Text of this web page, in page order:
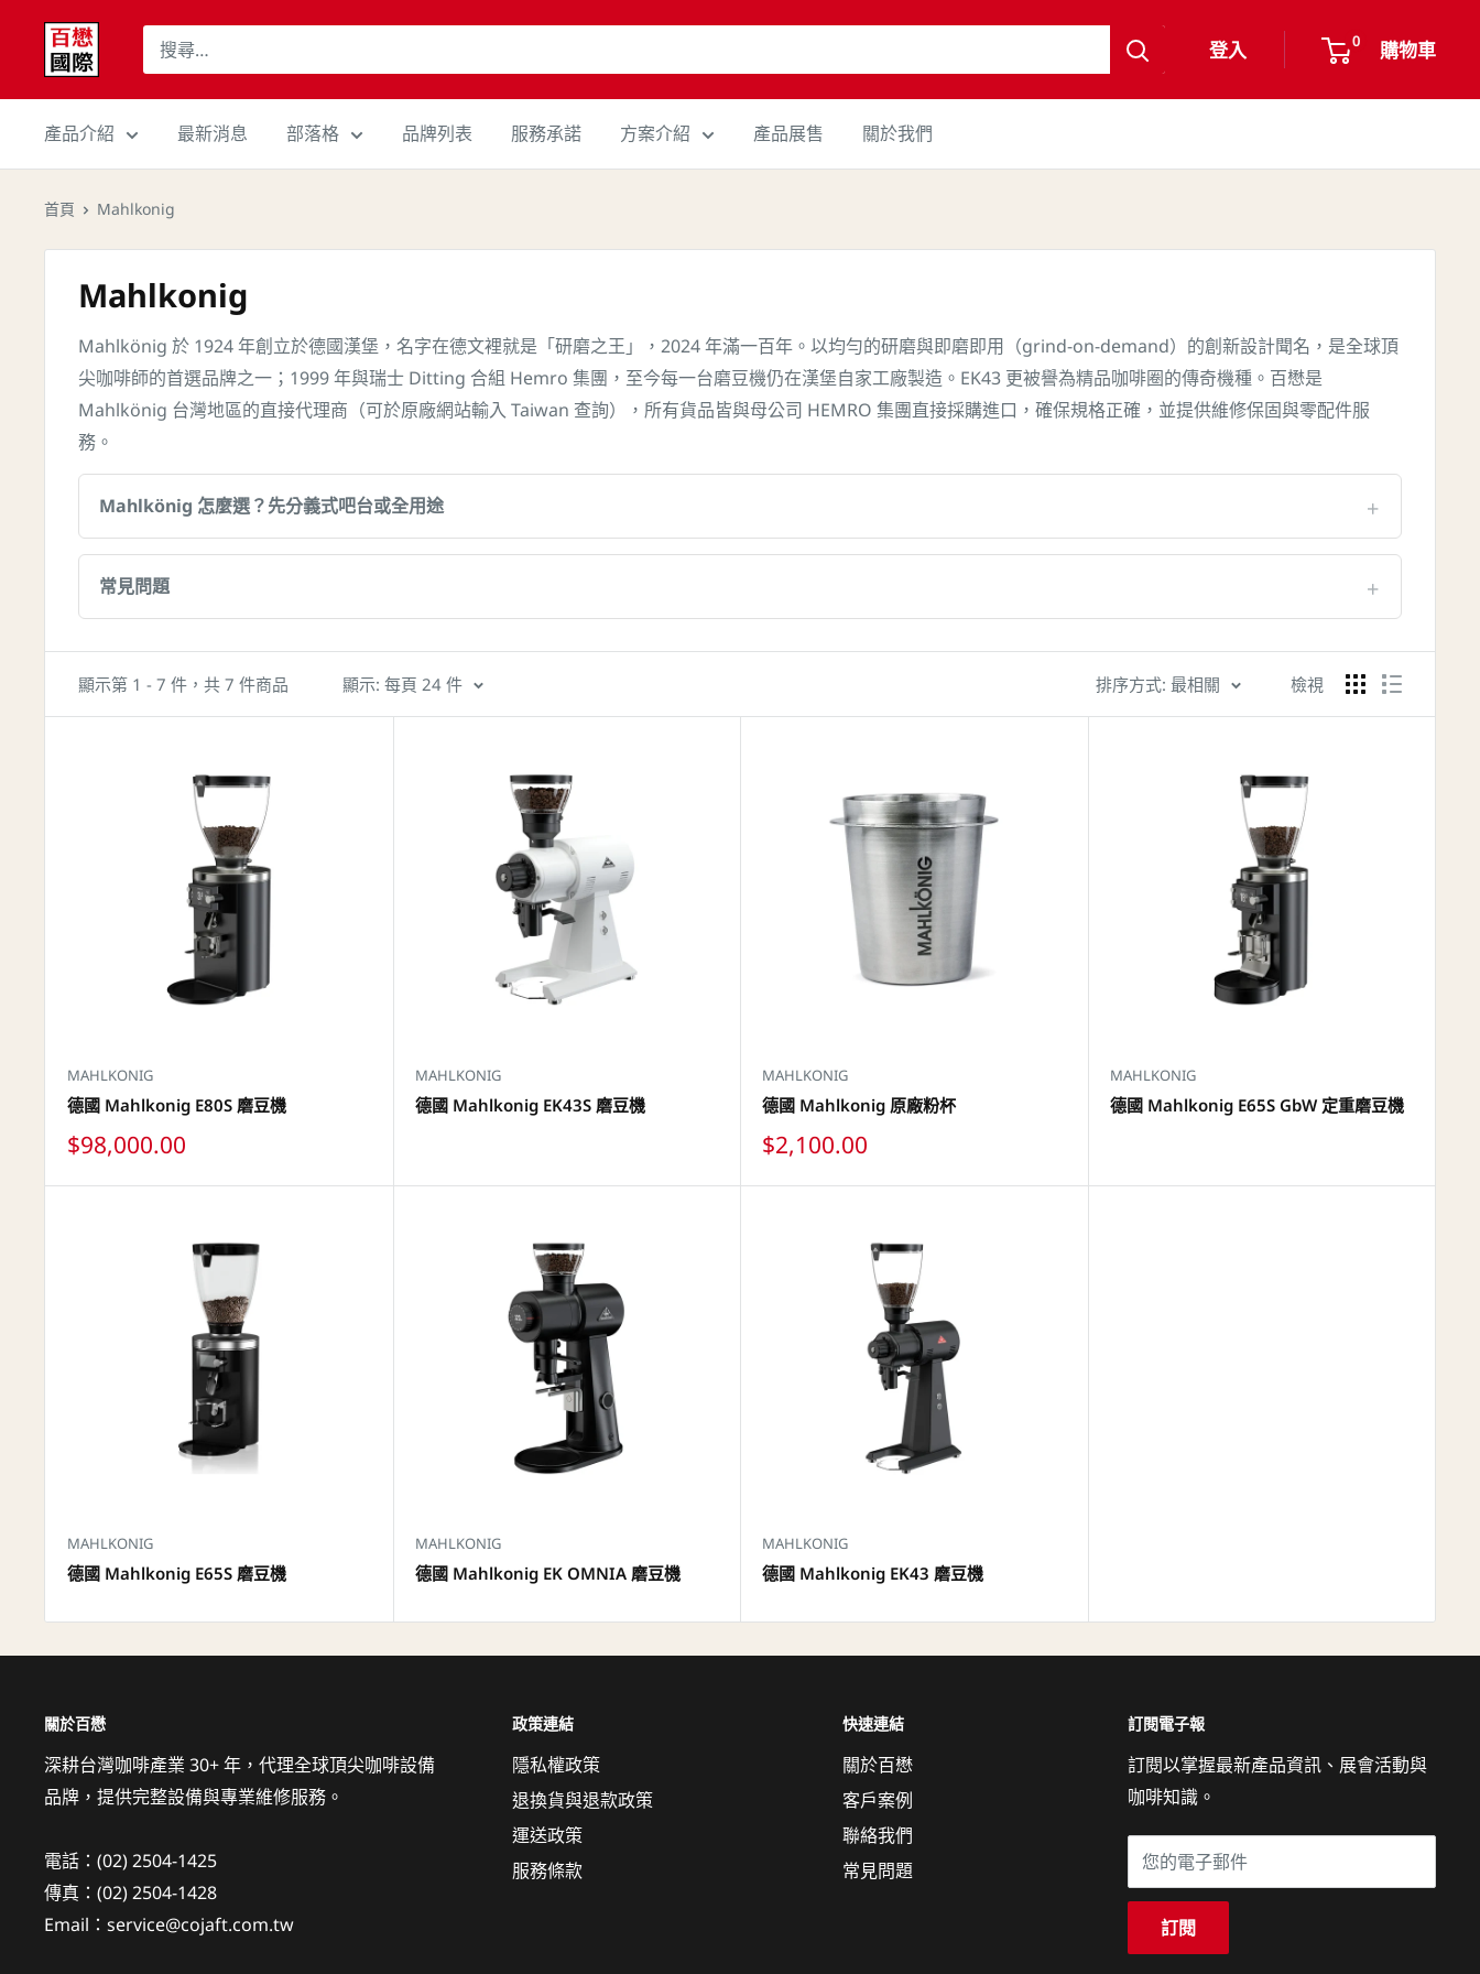
百
懋
國
際
股
份
Cojaft
Coffee
登入 0 購物車
產品介紹 最新消息 部落格 品牌列表 服務承諾 方案介紹 產品展售 關於我們
首頁 Mahlkonig
Mahlkonig
Mahlkönig 於 1924 年創立於德國漢堡，名字在德文裡就是「研磨之王」，2024 年滿一百年。以均勻的研磨與即磨即用（grind-on-demand）的創新設計聞名，是全球頂
尖咖啡師的首選品牌之一；1999 年與瑞士 Ditting 合組 Hemro 集團，至今每一台磨豆機仍在漢堡自家工廠製造。EK43 更被譽為精品咖啡圈的傳奇機種。百懋是
Mahlkönig 台灣地區的直接代理商（可於原廠網站輸入 Taiwan 查詢），所有貨品皆與母公司 HEMRO 集團直接採購進口，確保規格正確，並提供維修保固與零配件服
務。
Mahlkönig 怎麼選？先分義式吧台或全用途
常見問題
顯示第 1 - 7 件，共 7 件商品 顯示: 每頁 24 件 排序方式: 最相關 檢視
MAHLKONIG
德國 Mahlkonig E80S 磨豆機
特
價
$98,000.00
MAHLKONIG
德國 Mahlkonig EK43S 磨豆機
MAHLKONIG
德國 Mahlkonig 原廠粉杯
特
價
$2,100.00
MAHLKONIG
德國 Mahlkonig E65S GbW 定重磨豆機
MAHLKONIG
德國 Mahlkonig E65S 磨豆機
MAHLKONIG
德國 Mahlkonig EK OMNIA 磨豆機
MAHLKONIG
德國 Mahlkonig EK43 磨豆機
關於百懋
深耕台灣咖啡產業 30+ 年，代理全球頂尖咖啡設備
品牌，提供完整設備與專業維修服務。
電話：(02) 2504-1425
傳真：(02) 2504-1428
Email：service@cojaft.com.tw
政策連結
隱私權政策
退換貨與退款政策
運送政策
服務條款
快速連結
關於百懋
客戶案例
聯絡我們
常見問題
訂閱電子報
訂閱以掌握最新產品資訊、展會活動與
咖啡知識。
您的電子郵件
訂閱